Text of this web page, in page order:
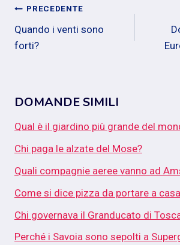
Navigazione
articoli
PRECEDENTE
Quando i venti sono
forti?
DOMANDE SIMILI
Qual è il giardino più grande del
Chi paga le alzate del Mose?
Quali compagnie aeree vanno ad
Come si dice pizza da portare a
Chi governava il Granducato di
Perché i Savoia sono sepolti a